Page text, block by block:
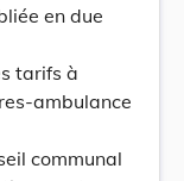
en due
tarifs à
ambulance
communal